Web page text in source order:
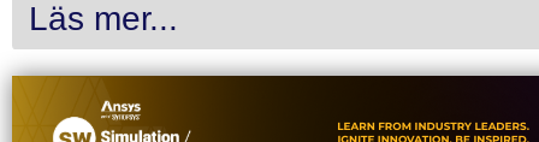
Läs mer...